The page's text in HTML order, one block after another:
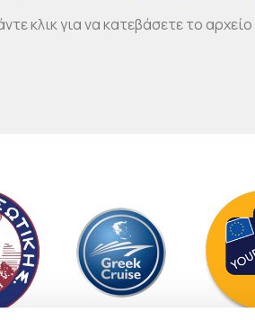
κλικ για να κατεβάσετε το αρχείο